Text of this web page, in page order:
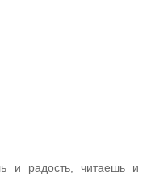
и радость, читаешь и